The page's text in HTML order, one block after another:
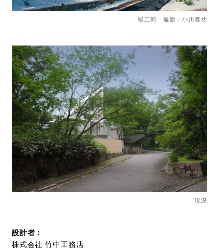
竣工時 撮影：小川泰祐
現況
設計者：
株式会社 竹中工務店